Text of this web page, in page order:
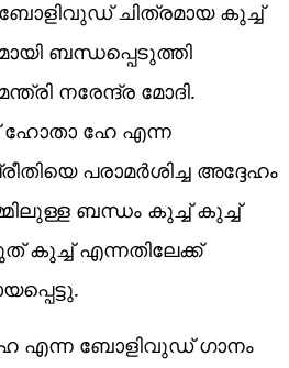
ചിത്രമായ കുച്ച്
ബന്ധപ്പെടുത്തി
നരേന്ദ്ര മോദി.
ഹോതാ ഹേ എന്ന
പരാമര്‍ശിച്ച അദ്ദേഹം
ബന്ധം കുച്ച് കുച്ച്
കുച്ച് എന്നതിലേക്ക്
എന്ന ബോളിവുഡ് ഗാനം